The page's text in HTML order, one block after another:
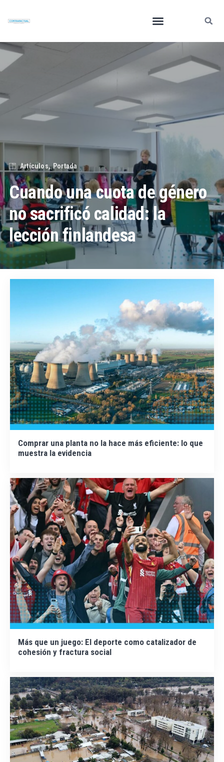
Artículos Portada
Cuando una cuota de género
no sacrificó calidad: la
lección finlandesa
Comprar una planta no la hace más eficiente: lo que
muestra la evidencia
Más que un juego: El deporte como catalizador de
cohesión y fractura social